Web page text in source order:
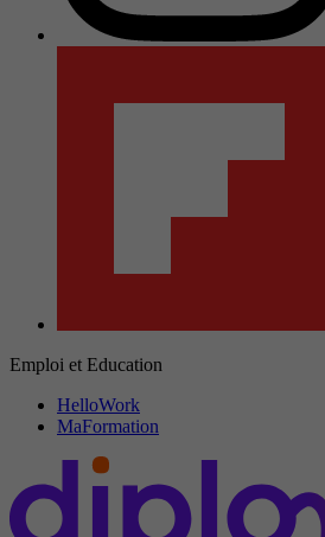
Emploi et Education
HelloWork
MaFormation